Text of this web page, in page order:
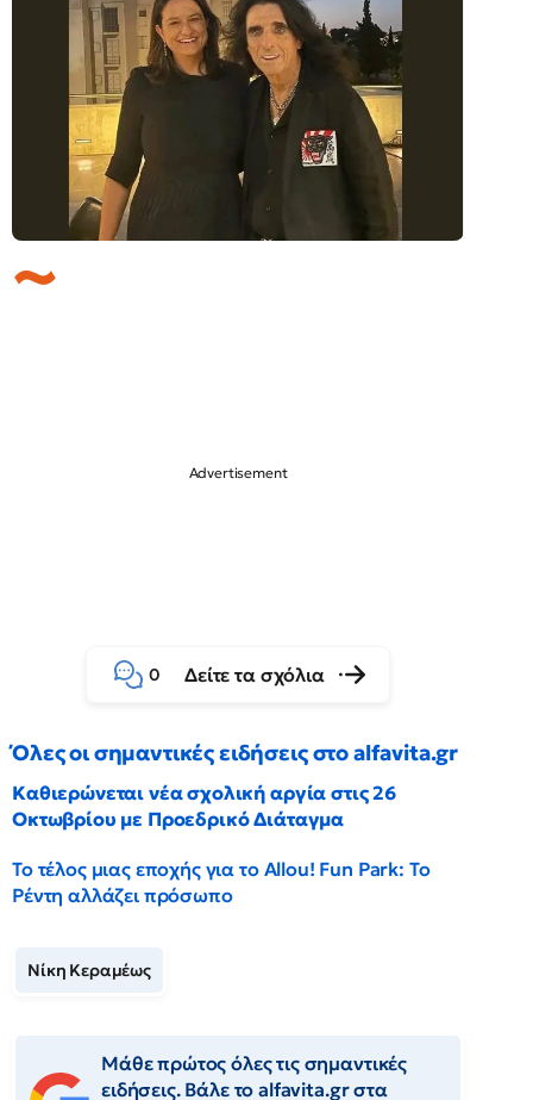
0 Δείτε τα σχόλια
Όλες οι σημαντικές ειδήσεις στο alfavita.gr
Καθιερώνεται νέα σχολική αργία στις 26
Οκτωβρίου με Προεδρικό Διάταγμα
Το τέλος μιας εποχής για το Allou! Fun Park: Το
Ρέντη αλλάζει πρόσωπο
Νίκη Κεραμέως
Μάθε πρώτος όλες τις σημαντικές
ειδήσεις. Βάλε το alfavita.gr στα